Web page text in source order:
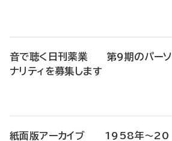
音で聴く日刊薬業 第9期のパーソ
ナリティを募集します
紙面版アーカイブ 1958年～20